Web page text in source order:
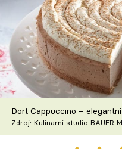
Škola vaření
Recepty z TV
Speciál: Cuketa
Těhotnej kuchař
Sledujte prima+
Dort Cappuccino –
Zdroj: Kulinarni studio BAUER